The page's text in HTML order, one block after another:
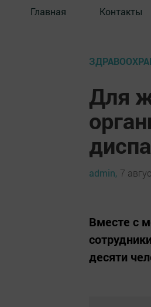
Главная Контакты
Для
admin, 7
Вместе с
десяти